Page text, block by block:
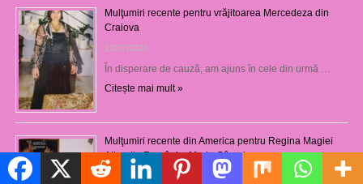
Mulţumiri recente pentru vrăjitoarea Mercedeza din
Craiova
22/07/2026
În disperare de cauză, am ajuns în cele din urmă …
Citește mai mult »
Mulţumiri recente din America pentru Regina Magiei
Albe din România, Maria Câmpina
23/08/2025 Politică de cookie-uri